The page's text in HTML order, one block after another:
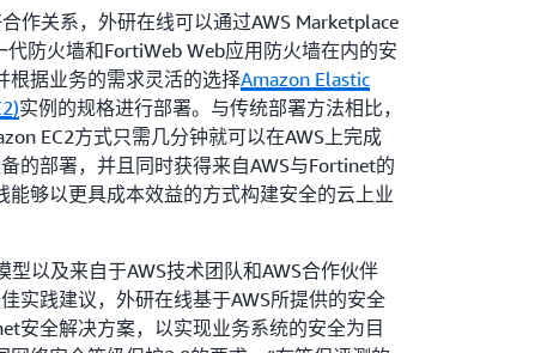
威胁检测能力
能的机器学习解决了正确的和错误的威胁检测
营团队无需繁琐地管理白名单和微调威胁检
有接近100％的准确度，可以检测异常，然后
一点与那些对所有异常都加以阻断而不考虑其
括用户跟踪、设备指纹识别和威胁权衡等其
几乎可以帮助外研在线消除所有误报场景。
习标记异常后，外研在线的IT安全团队在采取
确的确定威胁是否成立，确保关键应用程序
作关系，外研在线可以通过AWS Marketplace
防火墙和FortiWeb Web应用防火墙在内的安
根据业务的需求灵活的选择Amazon Elastic
实例的规格进行部署。与传统部署方法相比，
EC2方式只需几分钟就可以在AWS上完成
的部署，并且同时获得来自AWS与Fortinet的
能够以更具成本效益的方式构建安全的云上业
型以及来自于AWS技术团队和AWS合作伙伴
实践建议，外研在线基于AWS所提供的安全
安全解决方案，以实现业务系统的安全为目